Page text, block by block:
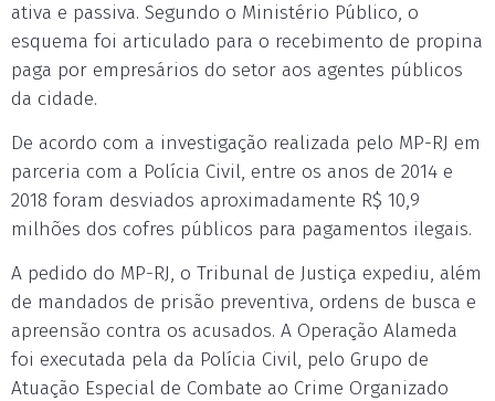
ativa e passiva. Segundo o Ministério Público, o
esquema foi articulado para o recebimento de propina
paga por empresários do setor aos agentes públicos
da cidade.
De acordo com a investigação realizada pelo MP-RJ em
parceria com a Polícia Civil, entre os anos de 2014 e
2018 foram desviados aproximadamente R$ 10,9
milhões dos cofres públicos para pagamentos ilegais.
A pedido do MP-RJ, o Tribunal de Justiça expediu, além
de mandados de prisão preventiva, ordens de busca e
apreensão contra os acusados. A Operação Alameda
foi executada pela da Polícia Civil, pelo Grupo de
Atuação Especial de Combate ao Crime Organizado